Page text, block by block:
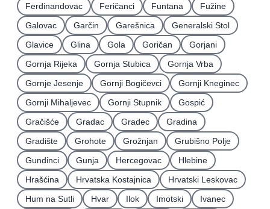
Ferdinandovac
Feričanci Funtana
Fužine
Galovac
Garčin Garešnica
Generalski Stol
Glavice
Glina Gola Goričan
Gorjani
Gornja Rijeka
Gornja Stubica
Gornja Vrba
Gornje Jesenje
Gornji Bogičevci
Gornji Kneginec
Gornji Mihaljevec
Gornji Stupnik
Gospić
Gračišće
Gradac Gradec
Gradina
Gradište
Grohote Grožnjan
Grubišno Polje
Gundinci
Gunja Hercegovac
Hlebine
Hrašćina
Hrvatska Kostajnica
Hrvatski Leskovac
Hum na Sutli
Hvar Ilok Imotski Ivanec